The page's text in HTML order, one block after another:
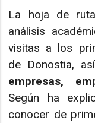
La hoja de
análisis
visitas a los
de Donostia,
empresas,
Según ha
conocer de